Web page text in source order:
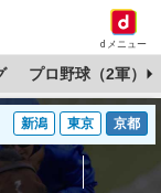
dメニュー
プロ野球（2軍）
新潟 東京 京都